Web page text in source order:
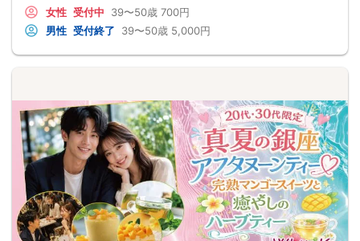
女性 受付中 39〜50歳 700円
男性 受付終了 39〜50歳 5,000円